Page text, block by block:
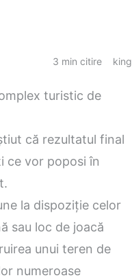
3 min citire king
turistic de
că rezultatul final
ce vor poposi în
la dispoziţie celor
sau loc de joacă
unui teren de
numeroase